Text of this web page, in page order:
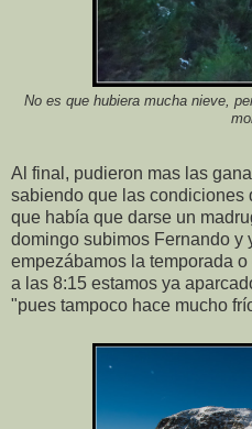
No es que hubiera mucha nieve,
Al final, pudieron mas las
sabiendo que las condiciones
que había que darse un
domingo subimos Fernando y
empezábamos la temporada
a las 8:15 estamos ya
"pues tampoco hace mucho